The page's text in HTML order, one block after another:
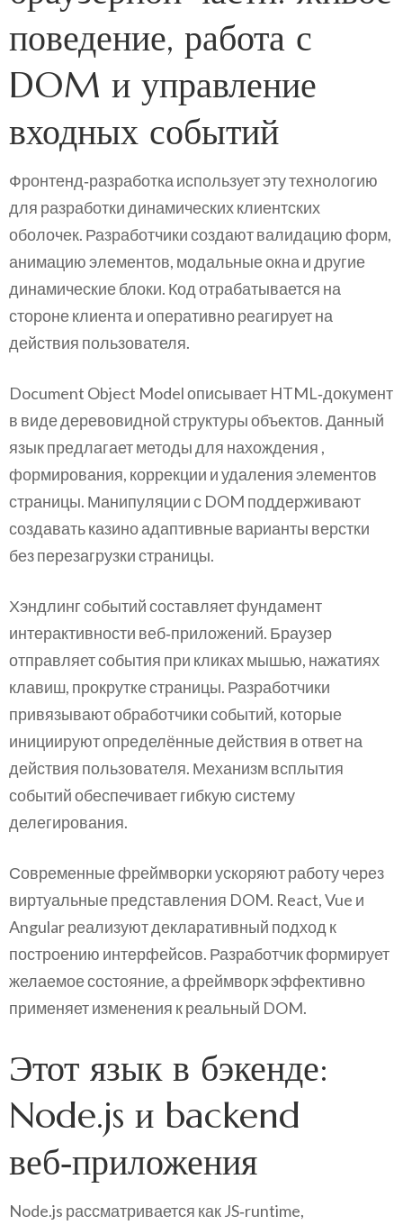
поведение, работа с
DOM и управление
входных событий
Фронтенд‑разработка использует эту технологию
для разработки динамических клиентских
оболочек. Разработчики создают валидацию форм,
анимацию элементов, модальные окна и другие
динамические блоки. Код отрабатывается на
стороне клиента и оперативно реагирует на
действия пользователя.
Document Object Model описывает HTML‑документ
в виде деревовидной структуры объектов. Данный
язык предлагает методы для нахождения ,
формирования, коррекции и удаления элементов
страницы. Манипуляции с DOM поддерживают
создавать казино адаптивные варианты верстки
без перезагрузки страницы.
Хэндлинг событий составляет фундамент
интерактивности веб‑приложений. Браузер
отправляет события при кликах мышью, нажатиях
клавиш, прокрутке страницы. Разработчики
привязывают обработчики событий, которые
инициируют определённые действия в ответ на
действия пользователя. Механизм всплытия
событий обеспечивает гибкую систему
делегирования.
Современные фреймворки ускоряют работу через
виртуальные представления DOM. React, Vue и
Angular реализуют декларативный подход к
построению интерфейсов. Разработчик формирует
желаемое состояние, а фреймворк эффективно
применяет изменения к реальный DOM.
Этот язык в бэкенде:
Node.js и backend
веб‑приложения
Node.js рассматривается как JS‑runtime,